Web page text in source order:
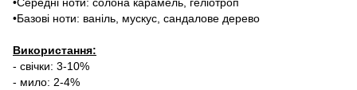
•Базові ноти: ваніль, мускус, сандалове дерево
Використання:
- свічки: 3-10%
- мило: 2-4%